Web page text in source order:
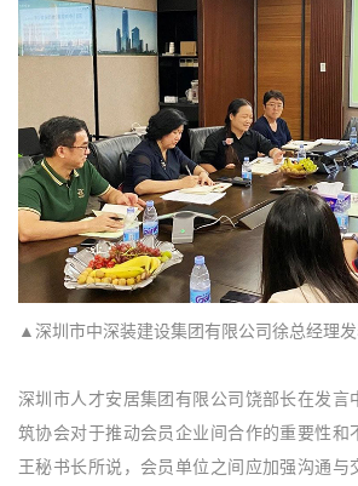
▲深圳市中深装建设集团有限公司徐总经理
深圳市人才安居集团有限公司饶部长在发言
筑协会对于推动会员企业间合作的重要性和
王秘书长所说，会员单位之间应加强沟通与